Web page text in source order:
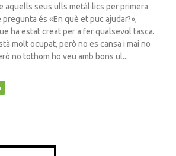
aquells seus ulls metàl·lics per primera
és «En què et puc ajudar?»,
ha estat creat per a fer qualsevol tasca.
molt ocupat, però no es cansa i mai no
no tothom ho veu amb bons ul...